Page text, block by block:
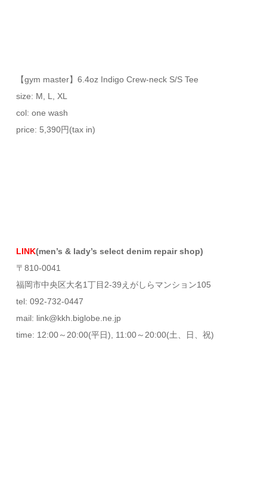
【gym master】6.4oz Indigo Crew-neck S/S Tee
size: M, L, XL
col: one wash
price: 5,390円(tax in)
LINK(men’s & lady’s select denim repair shop)
〒810-0041
福岡市中央区大名1丁目2-39えがしらマンション105
tel: 092-732-0447
mail: link@kkh.biglobe.ne.jp
time: 12:00～20:00(平日), 11:00～20:00(土、日、祝)